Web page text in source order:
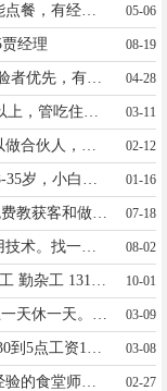
达活泉附近烧烤店招聘服务员一名，能点餐，有经验的，上班时间下午五点到凌晨两点。17610190971下午联系 05-06
经理 08-19
招聘车险出单员，女，20-40岁，有经验者优先，有法定假日五险，工作餐，达活泉西门顺开街安盛保险。18832979995 04-28
03-11
02-12
01-16
房产新媒体公司招聘选房师数名，可免费教获客和做线上视频直播流量，要求18-45岁，勤奋踏实，18617634454 徐 07-18
24岁 男，全日制大专学历，计算机应用技术。找一份长白班工作，客服，销售，保险，勿扰谢谢 15175991373 08-02
10-01
03-09
03-08
02-27